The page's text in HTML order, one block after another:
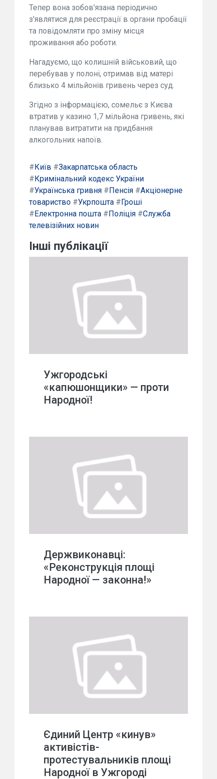
Тепер вона зобов'язана періодично
з'являтися для реєстрації в органи пробації
та повідомляти про зміну місця
проживання або роботи.
Нагадуємо, що колишній військовий, що
перебував у полоні, отримав від матері
близько 4 мільйонів гривень через суд.
Згідно з інформацією, сомельє з Києва
втратив у казино 1,7 мільйона гривень, які
планував витратити на придбання
алкогольних напоїв.
#Київ #Закарпатська область
#Кримінальний кодекс України
#Українська гривня #Пенсія #Акціонерне
товариство #Укрпошта #Гроші
#Електронна пошта #Поліція #Служба
телевізійних новин
Інші публікації
Ужгородські
«капюшонщики» — проти
Народної!
Держвиконавці:
«Реконструкція площі
Народної — законна!»
Єдиний Центр «кинув»
активістів-
протестувальників площі
Народної в Ужгороді